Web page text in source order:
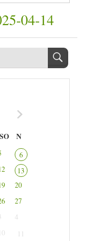
04-14
SO N
6
13
20
27
4
10 11